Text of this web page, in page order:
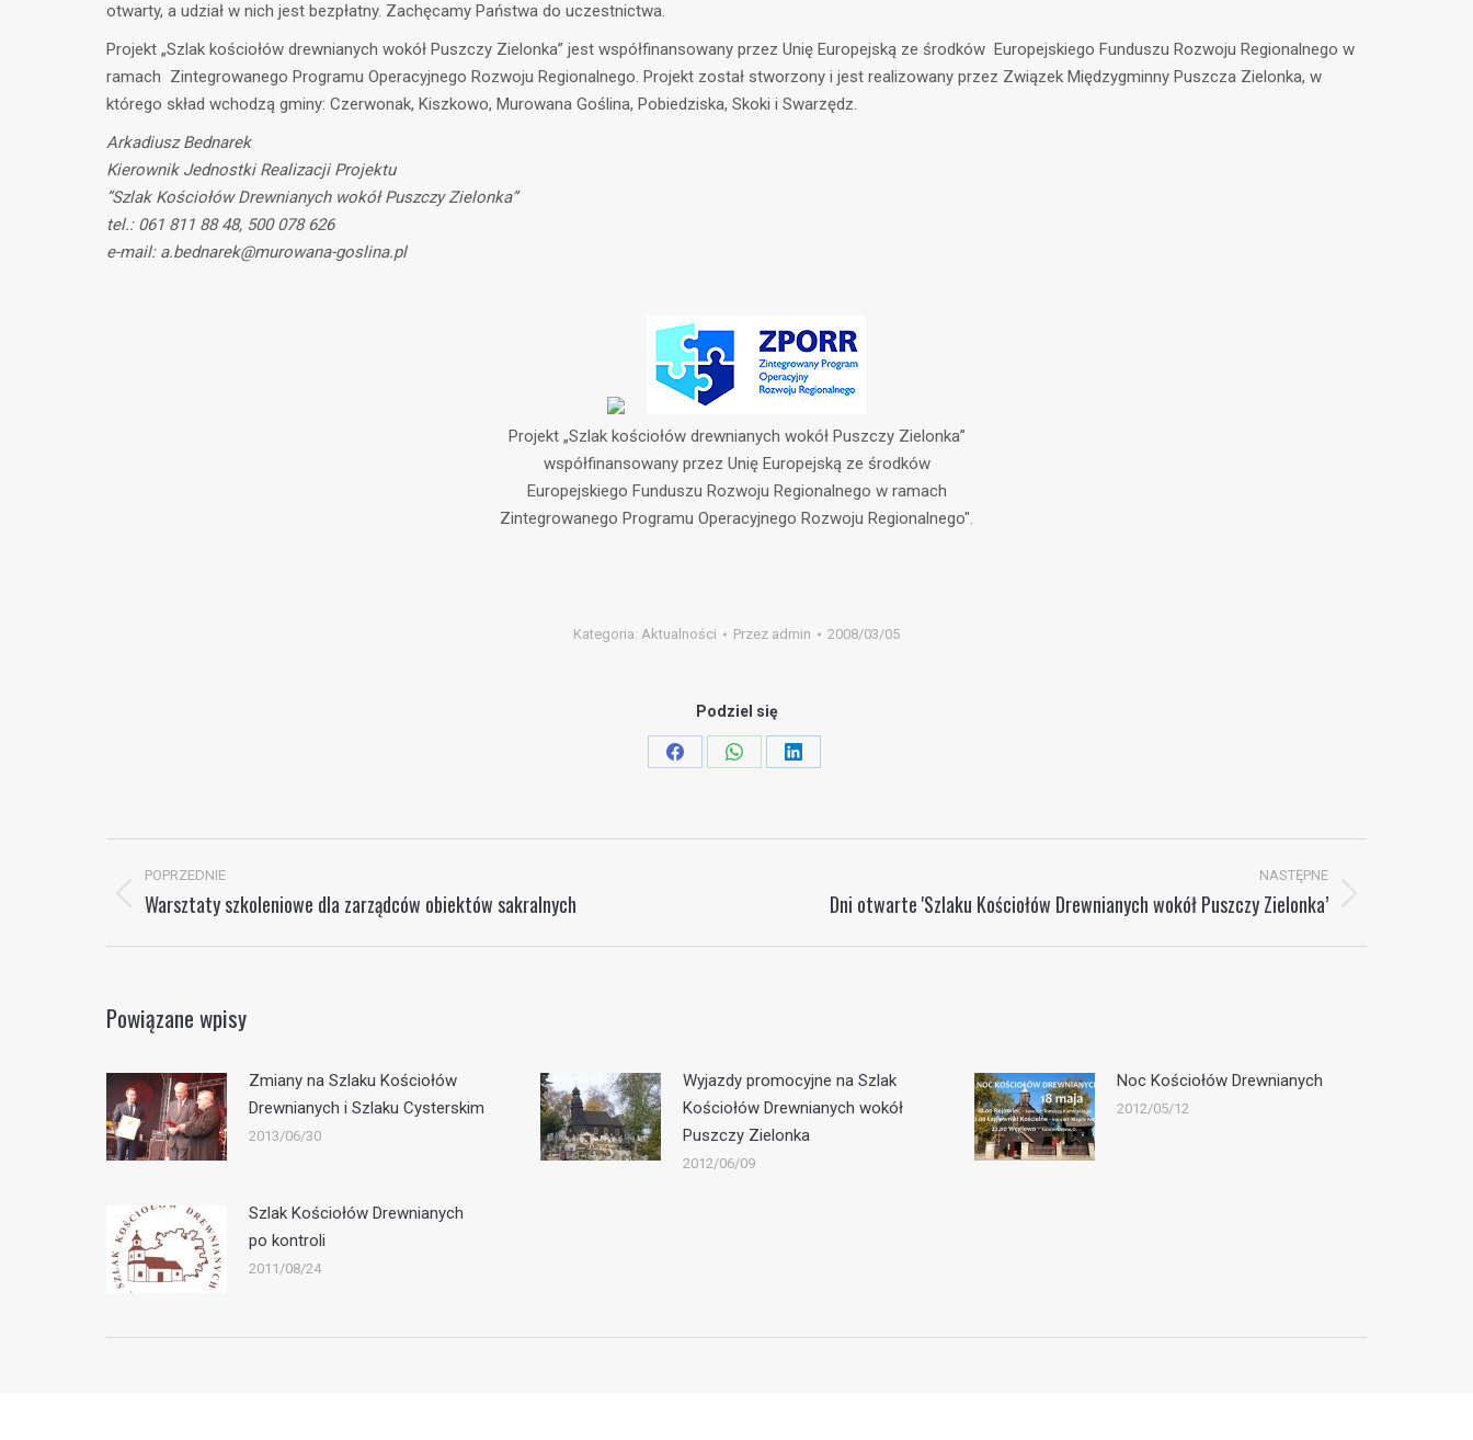
otwarty, a udział w nich jest bezpłatny. Zachęcamy Państwa do uczestnictwa.
Projekt „Szlak kościołów drewnianych wokół Puszczy Zielonka” jest współfinansowany przez Unię Europejską ze środków Europejskiego Funduszu Rozwoju Regionalnego w
ramach Zintegrowanego Programu Operacyjnego Rozwoju Regionalnego. Projekt został stworzony i jest realizowany przez Związek Międzygminny Puszcza Zielonka, w
którego skład wchodzą gminy: Czerwonak, Kiszkowo, Murowana Goślina, Pobiedziska, Skoki i Swarzędz.
Arkadiusz Bednarek
Kierownik Jednostki Realizacji Projektu
”Szlak Kościołów Drewnianych wokół Puszczy Zielonka”
tel.: 061 811 88 48, 500 078 626
e-mail: a.bednarek@murowana-goslina.pl
Projekt „Szlak kościołów drewnianych wokół Puszczy Zielonka”
współfinansowany przez Unię Europejską ze środków
Europejskiego Funduszu Rozwoju Regionalnego w ramach
Zintegrowanego Programu Operacyjnego Rozwoju Regionalnego".
Kategoria: Aktualności Przez admin 2008/03/05
Podziel się
Share
Share
Share
Nawigacja
wpisów
POPRZEDNIE
Poprzedni
Warsztaty szkoleniowe dla zarządców obiektów sakralnych
NASTĘPNE
NastępnyDni otwarte 'Szlaku Kościołów Drewnianych wokół Puszczy Zielonka’
Powiązane wpisy
Zmiany na Szlaku Kościołów
Drewnianych i Szlaku Cysterskim
2013/06/30
Wyjazdy promocyjne na Szlak
Kościołów Drewnianych wokół
Puszczy Zielonka
2012/06/09
Noc Kościołów Drewnianych
2012/05/12
Szlak Kościołów Drewnianych
po kontroli
2011/08/24